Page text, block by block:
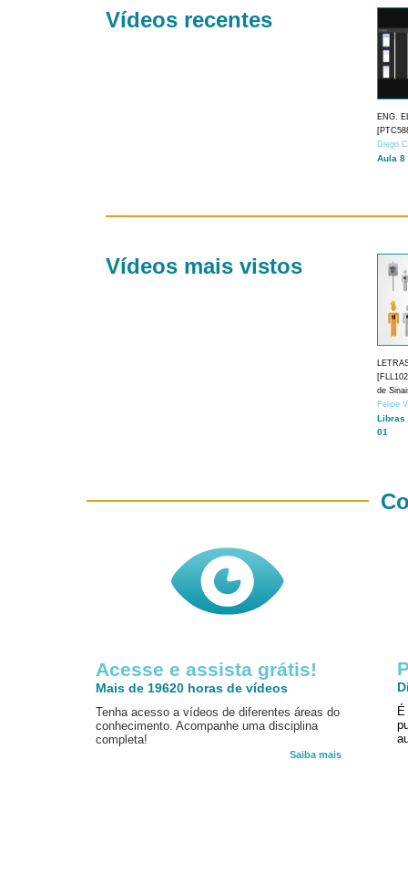
Vídeos recentes
ENG.
Diego
Aula 8
Vídeos mais vistos
de
Felipe
Libras
01
Acesse e assista grátis!
Mais de 19620 horas de vídeos
Tenha acesso a vídeos de diferentes áreas do
conhecimento. Acompanhe uma disciplina
completa!
Saiba mais